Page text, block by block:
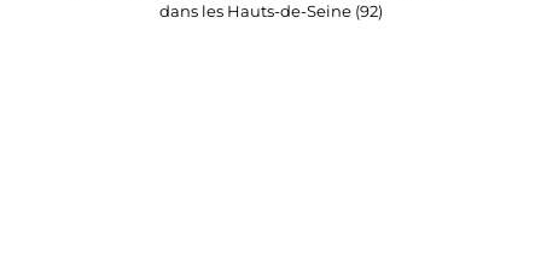
dans les Hauts-de-Seine (92)